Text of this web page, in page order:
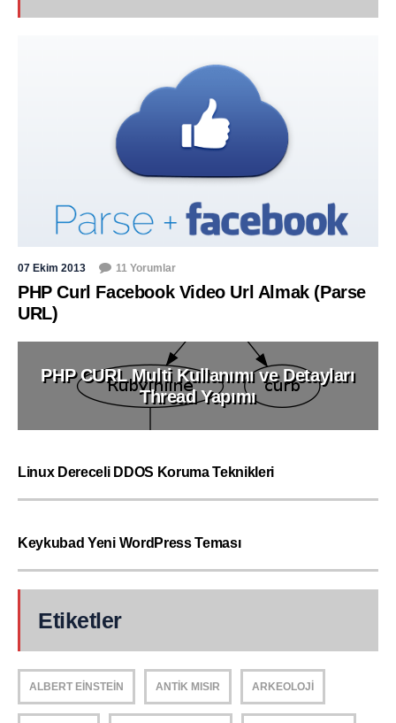
07 Ekim 2013 11 Yorumlar
PHP Curl Facebook Video Url Almak (Parse
URL)
PHP CURL Multi Kullanımı ve Detayları
Thread Yapımı
Linux Dereceli DDOS Koruma Teknikleri
Keykubad Yeni WordPress Teması
Etiketler
ALBERT EINSTEIN ANTIK MISIR ARKEOLOJI